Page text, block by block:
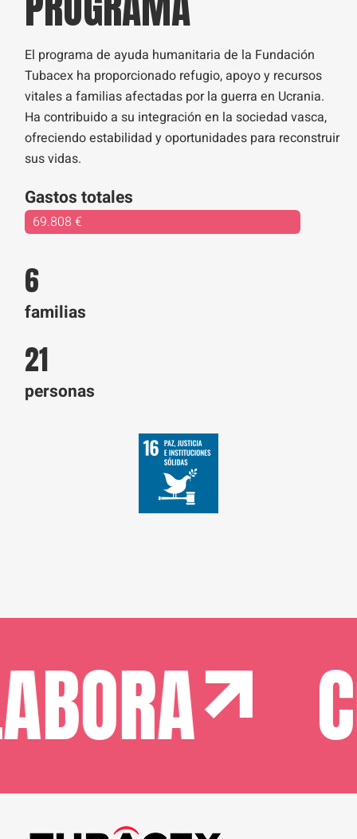
El programa de ayuda humanitaria de la Fundación
Tubacex ha proporcionado refugio, apoyo y recursos
vitales a familias afectadas por la guerra en Ucrania.
Ha contribuido a su integración en la sociedad vasca,
ofreciendo estabilidad y oportunidades para reconstruir
sus vidas.
Gastos totales
69.808 €
6
familias
21
personas